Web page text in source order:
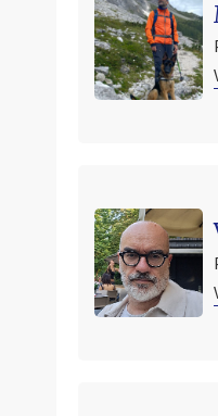
Sociologia dello